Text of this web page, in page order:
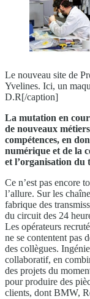
Le nouveau site de
Yvelines. Ici, un
D.R[/caption]
La mutation en
de nouveaux
compétences, en
numérique et de la
et l’organisation du
Ce n’est pas encore
l’allure. Sur les
fabrique des
du circuit des 24
Les opérateurs
ne se contentent pas
des collègues.
collaboratif, en
des projets du
pour produire des
clients, dont BMW,